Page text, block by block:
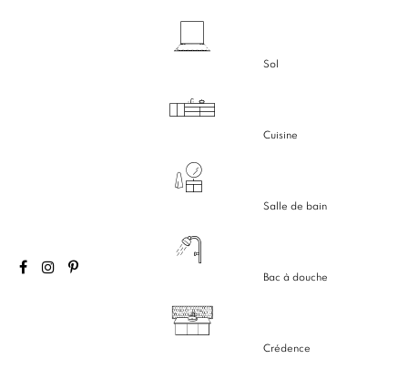
Sol
Cuisine
Salle de bain
Bac à douche
Crédence